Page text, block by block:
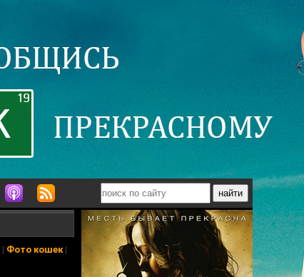
| Фото кошек|